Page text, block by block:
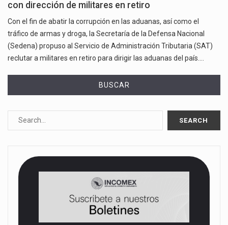
con dirección de militares en retiro
Con el fin de abatir la corrupción en las aduanas, así como el
tráfico de armas y droga, la Secretaría de la Defensa Nacional
(Sedena) propuso al Servicio de Administración Tributaria (SAT)
reclutar a militares en retiro para dirigir las aduanas del país.…
BUSCAR